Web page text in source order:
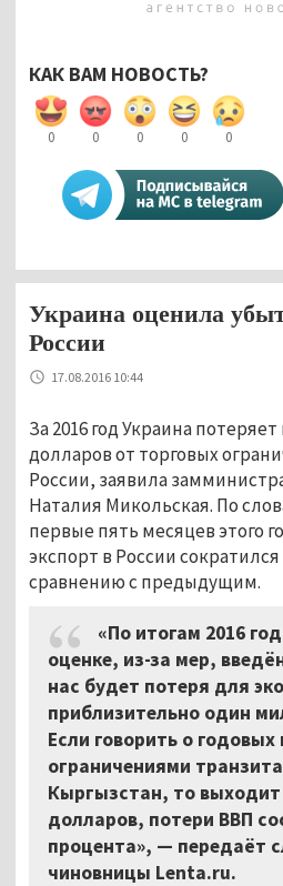
КАК ВАМ НОВОСТЬ?
0 0 0 0 0
Украина оценила
России
17.08.2016 10:44
За 2016 год Украина
долларов от торговых
России, заявила
Наталия Микольская. По
первые пять месяцев этого
экспорт в России сократился
сравнению с предыдущим.
«По итогам 2016
оценке, из-за мер,
нас будет потеря для
приблизительно один
Если говорить о годовых
ограничениями
Кыргызстан, то
долларов, потери ВВП
процента», — передаёт
чиновницы Lenta.ru.